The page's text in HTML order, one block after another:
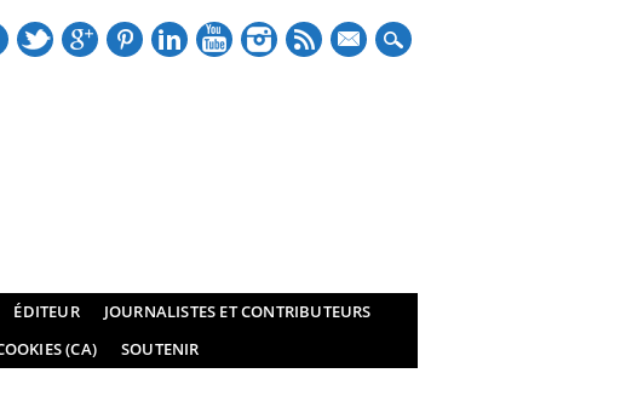
mail
ÉDITEUR
JOURNALISTES ET CONTRIBUTEURS
(CA) SOUTENIR